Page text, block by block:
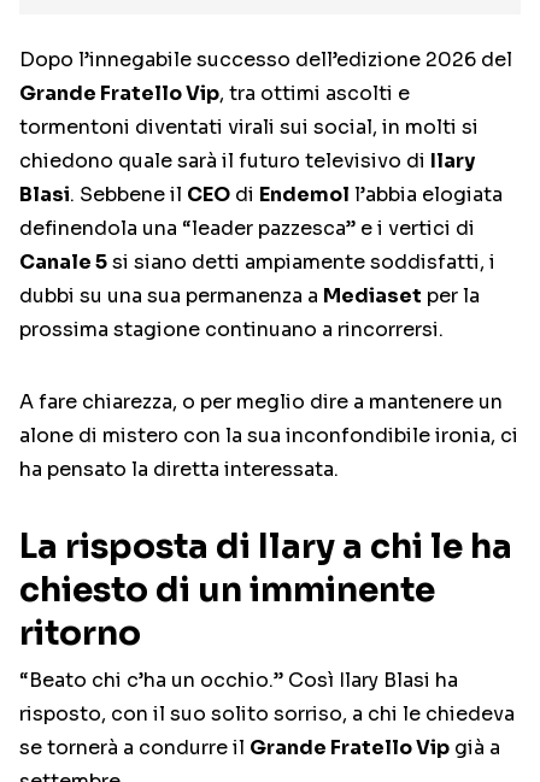
Dopo l’innegabile successo dell’edizione 2026 del
Grande Fratello Vip, tra ottimi ascolti e
tormentoni diventati virali sui social, in molti si
chiedono quale sarà il futuro televisivo di Ilary
Blasi. Sebbene il CEO di Endemol l’abbia elogiata
definendola una “leader pazzesca” e i vertici di
Canale 5si siano detti ampiamente soddisfatti, i
dubbi su una sua permanenza a Mediaset per la
prossima stagione continuano a rincorrersi.
A fare chiarezza, o per meglio dire a mantenere un
alone di mistero con la sua inconfondibile ironia, ci
ha pensato la diretta interessata.
La risposta di Ilary a chi le ha
chiesto di un imminente
ritorno
“Beato chi c’ha un occhio.” Così Ilary Blasi ha
risposto, con il suo solito sorriso, a chi le chiedeva
se tornerà a condurre il Grande Fratello Vip già a